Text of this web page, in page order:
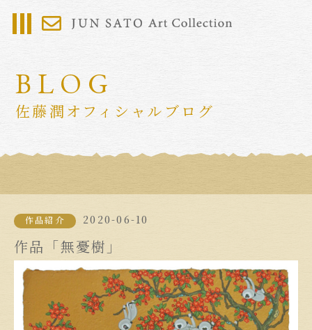
BLOG
佐藤潤オフィシャルブログ
作品紹介 2020-06-10
作品「無憂樹」